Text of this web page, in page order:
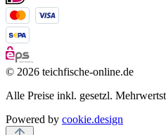
© 2026 teichfische-online.de
Alle Preise inkl. gesetzl.
Powered by cookie.design